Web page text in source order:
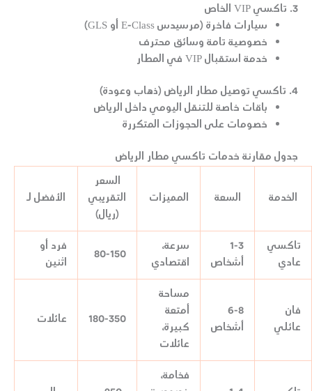
3. تاكسي VIP الخاص
سيارات فاخرة (مرسيدس E-Class أو GLS)
خصوصية تامة وسائق محترف
خدمة استقبال VIP في المطار
4. تاكسي توصيل مطار الرياض (ذهاب وعودة)
باقات خاصة للتنقل اليومي داخل الرياض
خصومات على الحجوزات المتكررة
جدول مقارنة خدمات تاكسي مطار الرياض
الخدمة السعة المميزات
السعر
التقريبي
(ريال)
الأفضل لـ
تاكسي
عادي
1-3
أشخاص
سرعة،
اقتصادي
80-150
فرد أو
اثنين
فان
عائلي
6-8
أشخاص
مساحة
أمتعة
كبيرة،
عائلات
180-350 عائلات
فخامة،